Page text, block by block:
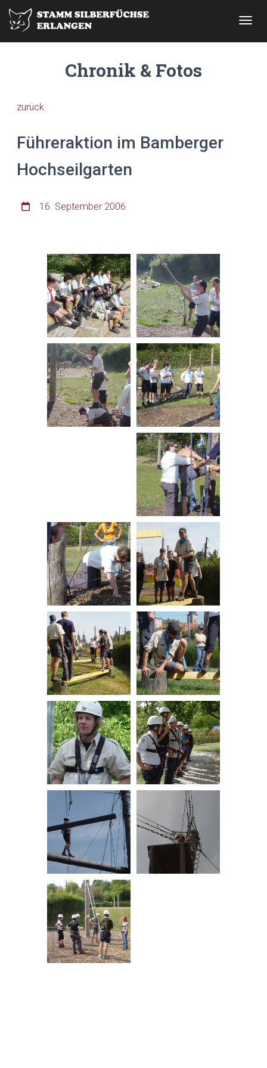
Chronik & Fotos
zurück
Führeraktion im Bamberger
Hochseilgarten
16. September 2006